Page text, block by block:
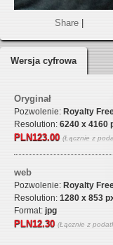
Share
Wersja cyfrowa
Oryginał
Pozwolenie: Royalty
Resolution: 6240 x 4160
PLN123.00 (Łącznie z
web
Pozwolenie: Royalty
Resolution: 1280 x 853
Format: jpg
PLN12.30 (Łącznie z